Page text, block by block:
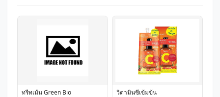
ทรีทเม้น Green Bio วิตามินซีเข้มข้น